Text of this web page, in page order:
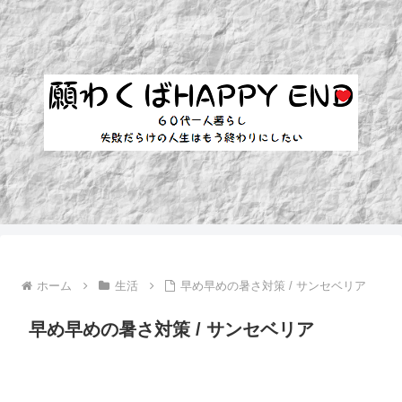
ホーム 生活 早め早めの暑さ対策 / サンセベリア
早め早めの暑さ対策 / サンセベリア